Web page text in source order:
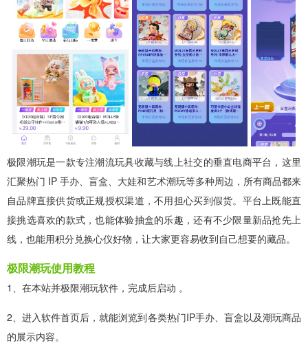
极限潮玩是一款专注潮流玩具收藏与线上社交的垂直电商平台，这里
汇聚热门 IP 手办、盲盒、大娃和艺术潮玩等多种周边，所有商品都来
自品牌直接供货或正规授权渠道，不用担心买到假货。平台上既能直
接挑选喜欢的款式，也能体验抽盒的乐趣，还有不少限量新品抢先上
线，也能用积分兑换心仪好物，让大家更容易收到自己想要的藏品。
极限潮玩使用教程
1、在本站并极限潮玩软件，完成后启动 。
2、进入软件首页后，就能浏览到各类热门IP手办、盲盒以及潮玩商品
的展示内容。